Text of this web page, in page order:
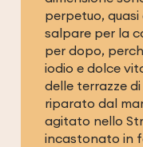
perpetuo,
salpare per la
per dopo,
iodio e dolce
delle terrazze
riparato dal
agitato nello
incastonato in